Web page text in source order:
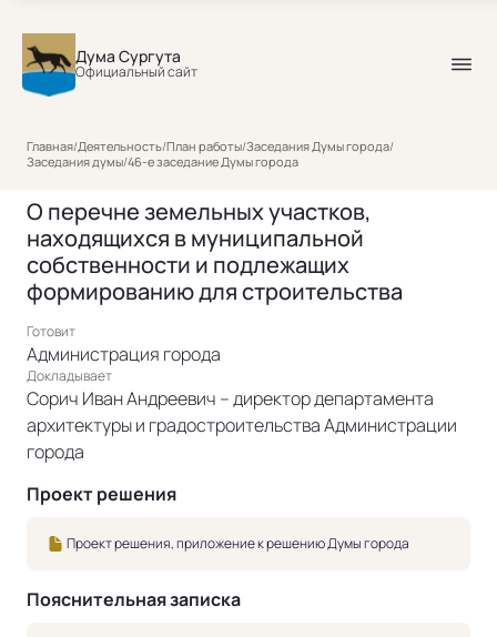
Дума Сургута
Официальный сайт
Главная/Деятельность/План работы/Заседания Думы города/
Заседания думы/46-е заседание Думы города
О перечне земельных участков,
находящихся в муниципальной
собственности и подлежащих
формированию для строительства
Готовит
Администрация города
Докладывает
Сорич Иван Андреевич – директор департамента
архитектуры и градостроительства Администрации
города
Проект решения
Проект решения, приложение к решению Думы города
Пояснительная записка